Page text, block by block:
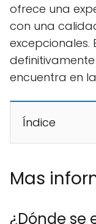
ofrece una
con una
excepcionales.
encuentra en
Índice
Mas
¿Dónde